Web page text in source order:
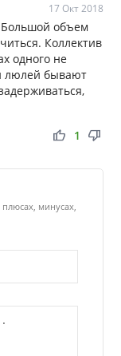
17 Окт 2018
объем
Коллектив
одного не
люлей бывают
thumb_up thumb_down
1
минусах,